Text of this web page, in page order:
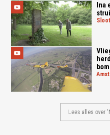
Ina
Lees alles over